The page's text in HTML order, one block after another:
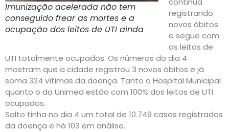
Imunização acelerada não tem
conseguido frear as mortes e a
ocupação dos leitos de UTI ainda
registrando
novos óbitos
e segue com
os leitos de
UTI totalmente ocupados. Os números do dia 4
mostram que a cidade registrou 3 novos óbitos e já
soma 324 vítimas da doença. Tanto o Hospital Municipal
quanto o da Unimed estão com 100% dos leitos de UTI
ocupados.
Salto tinha no dia 4 um total de 10.749 casos registrados
da doença e há 103 em análise.